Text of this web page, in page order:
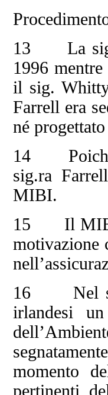
13 La
1996
il sig.
Farrell era
né
14 Poichè
sig.ra
MIBI.
15 Il MIBI
motivazione
16 Nel
irlandesi
momento
pertinenti